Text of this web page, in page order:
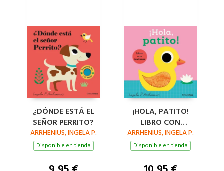
¿DÓNDE ESTÁ EL
SEÑOR PERRITO?
ARRHENIUS, INGELA P.
Disponible en tienda
¡HOLA, PATITO!
LIBRO CON
TEXTURAS
ARRHENIUS, INGELA P.
Disponible en tienda